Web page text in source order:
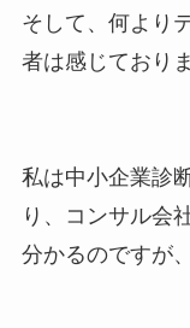
そして、何より
者は感じており
私は中小企業診
り、コンサル会
分かるのですが